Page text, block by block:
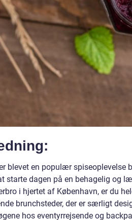
blevet en populær spiseoplevelse
starte dagen på en behagelig og
i hjertet af København, er du
brunchsteder, der er særligt
hos eventyrrejsende og